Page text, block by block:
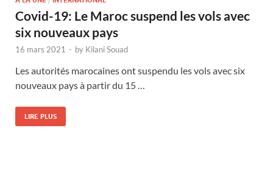
Covid-19: Le Maroc suspend les vols avec
six nouveaux pays
16 mars 2021 - by Kilani Souad
Les autorités marocaines ont suspendu les vols avec six
nouveaux pays à partir du 15 …
LIRE PLUS